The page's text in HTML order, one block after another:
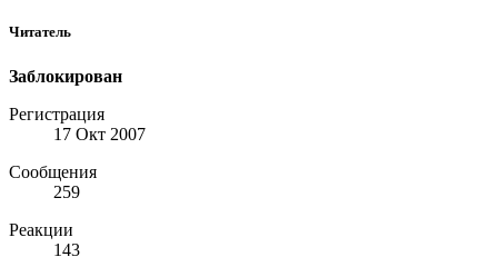
Читатель
Заблокирован
Регистрация
17 Окт 2007
Сообщения
259
Реакции
143